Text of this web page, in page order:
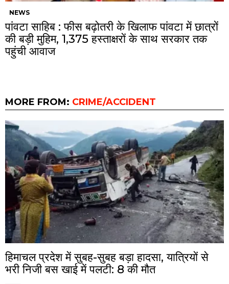
NEWS
पांवटा साहिब : फीस बढ़ोतरी के खिलाफ पांवटा में छात्रों
की बड़ी मुहिम, 1,375 हस्ताक्षरों के साथ सरकार तक
पहुंची आवाज
MORE FROM: CRIME/ACCIDENT
हिमाचल प्रदेश में सुबह-सुबह बड़ा हादसा, यात्रियों से
भरी निजी बस खाई में पलटी: 8 की मौत